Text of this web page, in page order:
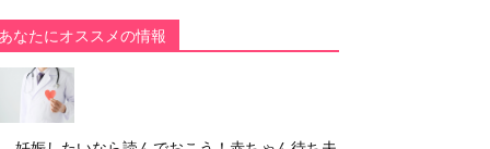
あなたにオススメの情報